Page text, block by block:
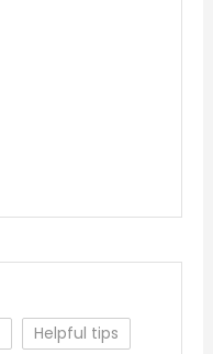
Helpful tips